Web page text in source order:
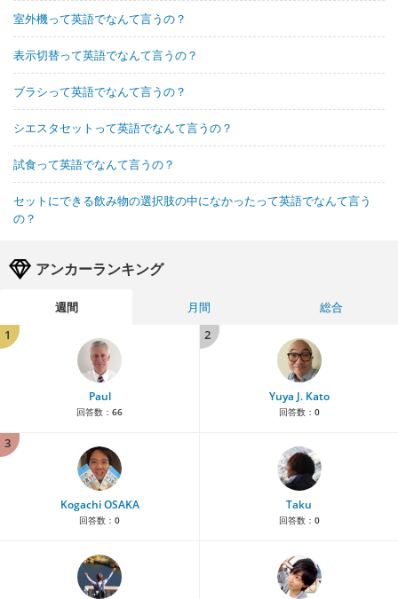
室外機って英語でなんて言うの？
表示切替って英語でなんて言うの？
ブラシって英語でなんて言うの？
シエスタセットって英語でなんて言うの？
試食って英語でなんて言うの？
セットにできる飲み物の選択肢の中になかったって英語でなんて言う
の？
アンカーランキング
週間 月間
総合
1
Paul
回答数： 66
2
Yuya J. Kato
回答数： 0
3
Kogachi OSAKA
回答数： 0
Taku
回答数： 0